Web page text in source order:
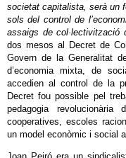
societat capitalista, serà un
sols del control de
assaigs de col·lectivització
dos mesos al Decret de
Govern de la Generalitat
d’economia mixta, de
accedien al control de la
Decret fou possible pel
pedagogia
cooperatives, escoles
un model econòmic i social